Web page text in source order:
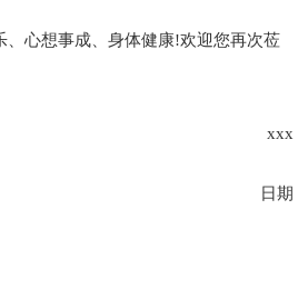
、心想事成、身体健康!欢迎您再次莅
xxx
日期